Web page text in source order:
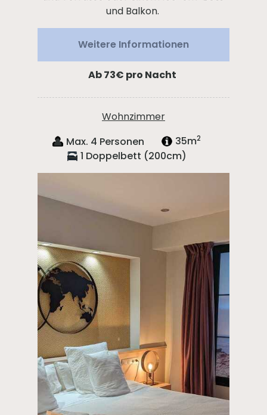
und Balkon.
Weitere Informationen
Ab 73€ pro Nacht
Wohnzimmer
Max. 4 Personen
35m2
1 Doppelbett (200cm)